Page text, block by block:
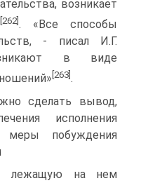
возникает
[262]. «Все способы
- писал И.Г.
в виде
[263] .
сделать вывод,
исполнения
меры побуждения
лежащую на нем